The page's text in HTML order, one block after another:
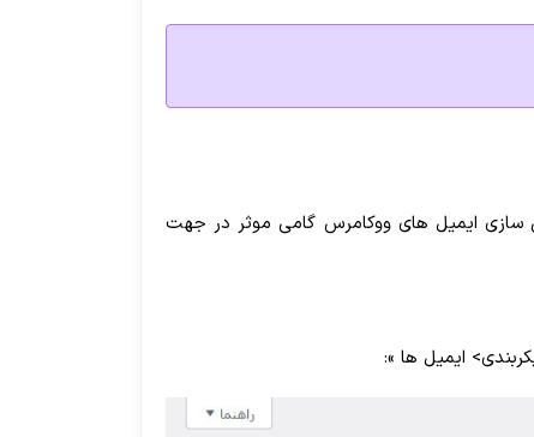
سازی ایمیل های ووکامرس گامی موثر در جهت
ایمیل ها »: